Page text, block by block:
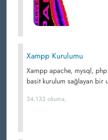
Xampp Kurulumu
Xampp apache, mysql,
basit kurulum sağlayan bir
34,133 okuma,